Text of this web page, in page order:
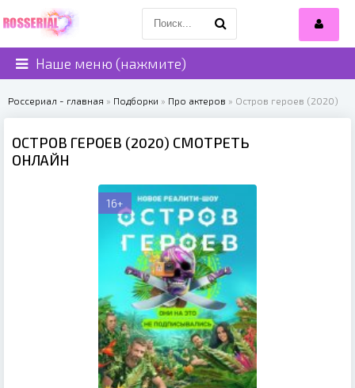
Наше меню (нажмите)
Россериал - главная » Подборки » Про актеров » Остров героев (2020)
ОСТРОВ ГЕРОЕВ (2020) СМОТРЕТЬ
ОНЛАЙН
16+